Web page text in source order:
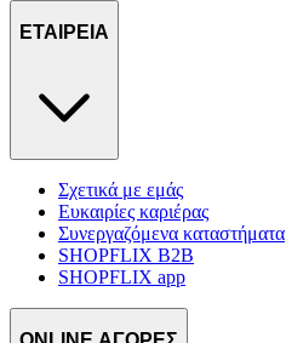
ΕΤΑΙΡΕΙΑ
Σχετικά με εμάς
Ευκαιρίες καριέρας
Συνεργαζόμενα καταστήματα
SHOPFLIX B2B
SHOPFLIX app